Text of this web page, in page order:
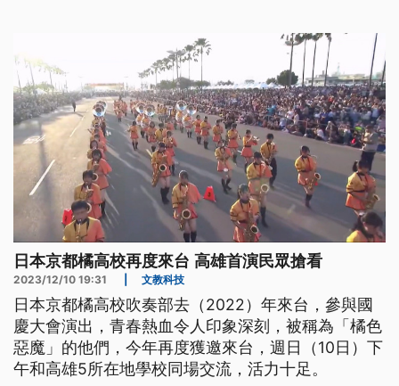
日本京都橘高校再度來台 高雄首演民眾搶看
2023/12/10 19:31 文教科技
日本京都橘高校吹奏部去（2022）年來台，參與國
慶大會演出，青春熱血令人印象深刻，被稱為「橘色
惡魔」的他們，今年再度獲邀來台，週日（10日）下
午和高雄5所在地學校同場交流，活力十足。